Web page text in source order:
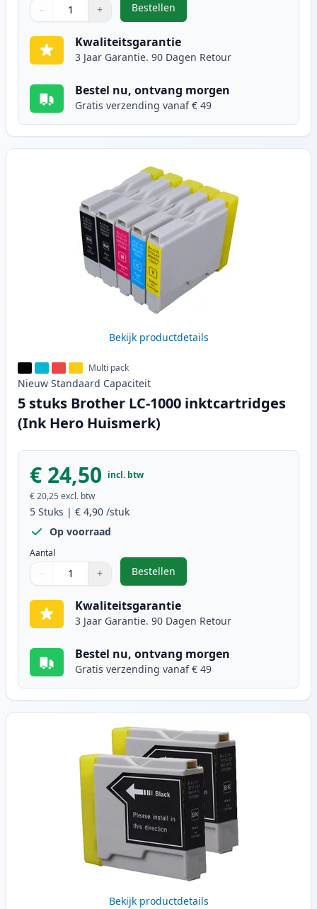
Gebruik de knoppen om aan te passen
− +
1
Bestellen
,10 stuks Brother LC1000
Kwaliteitsgarantie
3 Jaar Garantie. 90 Dagen Retour
Bestel nu, ontvang morgen
Gratis verzending vanaf € 49
Bekijk productdetails
Multi pack
Nieuw Standaard Capaciteit
5 stuks Brother LC-1000 inktcartridges
(Ink Hero Huismerk)
€ 24,50 incl. btw
€ 20,25 excl. btw
5 Stuks | € 4,90 /stuk
Op voorraad
Aantal
Gebruik de knoppen om aan te passen
− +
1
Bestellen
,5 stuks Brother LC-1000
Kwaliteitsgarantie
3 Jaar Garantie. 90 Dagen Retour
Bestel nu, ontvang morgen
Gratis verzending vanaf € 49
Bekijk productdetails